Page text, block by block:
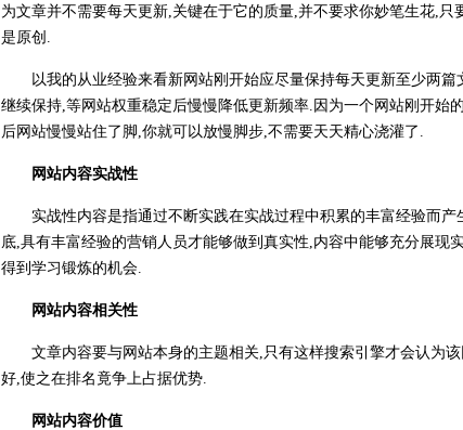
为文章并不需要每天更新,关键在于它的质量,并不要求你妙笔生花,
是原创.
以我的从业经验来看新网站刚开始应尽量保持每天更新至少两
继续保持,等网站权重稳定后慢慢降低更新频率.因为一个网站刚开始
后网站慢慢站住了脚,你就可以放慢脚步,不需要天天精心浇灌了.
网站内容实战性
实战性内容是指通过不断实践在实战过程中积累的丰富经验而
底,具有丰富经验的营销人员才能够做到真实性,内容中能够充分展现
得到学习锻炼的机会.
网站内容相关性
文章内容要与网站本身的主题相关,只有这样搜索引擎才会认为
好,使之在排名竟争上占据优势.
网站内容价值